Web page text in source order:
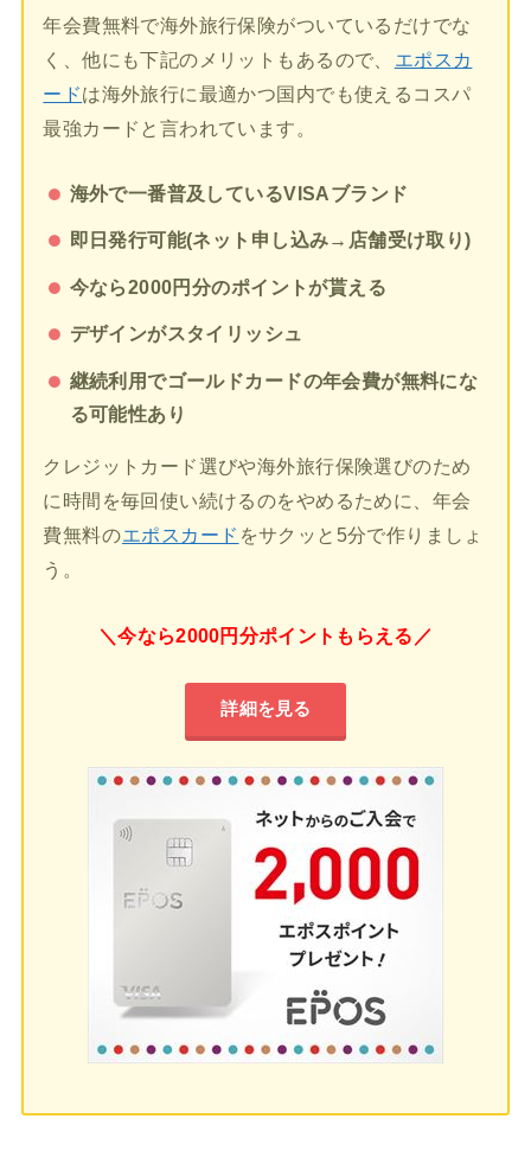
年会費無料で海外旅行保険がついているだけでな
く、他にも下記のメリットもあるので、
エポスカ
ードは海外旅行に最適かつ国内でも使えるコスパ
最強カードと言われています。
海外で一番普及しているVISAブランド
即日発行可能(ネット申し込み→店舗受け取り)
今なら2000円分のポイントが貰える
デザインがスタイリッシュ
継続利用でゴールドカードの年会費が無料にな
る可能性あり
クレジットカード選びや海外旅行保険選びのため
に時間を毎回使い続けるのをやめるために、年会
費無料のエポスカード をサクッと5分で作りましょ
う。
＼今なら2000円分ポイントもらえる／
詳細を見る